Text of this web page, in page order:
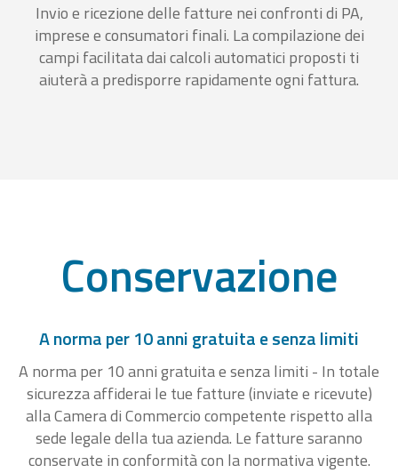
Invio e ricezione delle fatture nei confronti di PA,
imprese e consumatori finali. La compilazione dei
campi facilitata dai calcoli automatici proposti ti
aiuterà a predisporre rapidamente ogni fattura.
Conservazione
A norma per 10 anni gratuita e senza limiti
A norma per 10 anni gratuita e senza limiti - In totale
sicurezza affiderai le tue fatture (inviate e ricevute)
alla Camera di Commercio competente rispetto alla
sede legale della tua azienda. Le fatture saranno
conservate in conformità con la normativa vigente.